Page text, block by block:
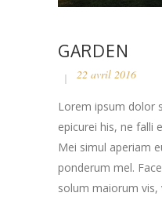
GARDEN
22 avril 2016
Lorem ipsum dolor
epicurei his, ne falli
Mei simul aperiam
ponderum mel.
solum maiorum